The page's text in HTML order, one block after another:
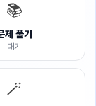
📚
제 풀기
대기
🪄